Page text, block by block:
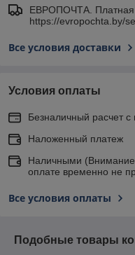
ЕВРОПОЧТА. Платная
https://evropochta.by/
Все условия доставки
Условия оплаты
Безналичный расчет
Наложенный платеж
Наличными
оплате временно не
Все условия оплаты
Подобные товары